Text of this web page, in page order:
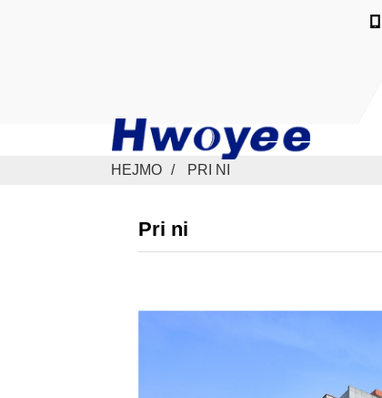
HEJMO PRI NI
Pri ni